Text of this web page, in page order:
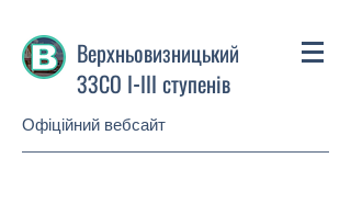
Верхньовизницький
ЗЗСО І-ІІІ ступенів
Офіційний вебсайт